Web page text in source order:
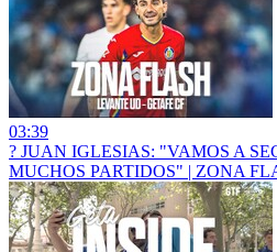
03:39
?️ JUAN IGLESIAS: "VAMOS A
MUCHOS PARTIDOS" | ZONA